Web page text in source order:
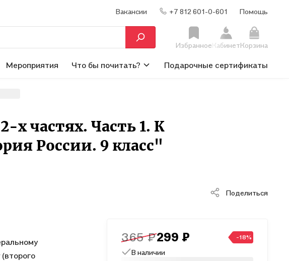
Вакансии +7 812 601-0-601 Помощь
Избранное КабинетКорзина
Мероприятия Что бы почитать? Подарочные сертификаты
х частях. Часть 1. К
России. 9 класс"
Поделиться
365 ₽299 ₽ -18%
В наличии